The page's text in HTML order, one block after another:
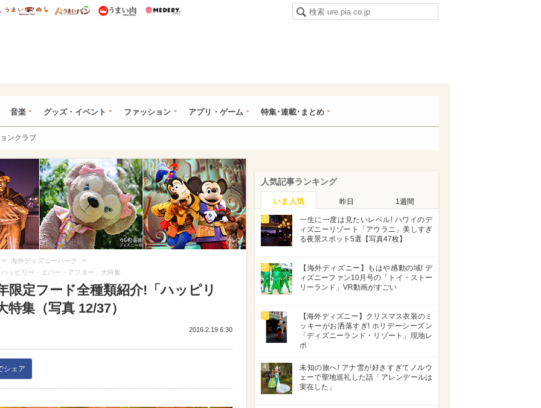
研 ディズニー特集
mimot. うまいめし うまいパン うまい肉
音楽 グッズ・イベント ファッション アプリ・ゲーム 特集･連載･まとめ
ンクラブ
> 海外ディズニーパーク >
ッピリー・エバー・アフター」大特集
限定フード全種類紹介!「ハッピリ
集（写真 12/37）
2016.2.19 6:30
シェア
人気記事ランキング
いま人気 昨日 1週間
1
一生に一度は見たいレベル! ハワイのデ
ィズニーリゾート「アウラニ」美しすぎ
る夜景スポット5選【写真47枚】
2
【海外ディズニー】もはや感動の域! デ
ィズニーファン10月号の「トイ・ストー
リーランド」VR動画がすごい
3
【海外ディズニー】クリスマス衣装のミ
ッキーがお洒落すぎ! ホリデーシーズン
「ディズニーランド・リゾート」現地レ
ポ
4
未知の旅へ! アナ雪が好きすぎてノルウ
ェーで聖地巡礼した話「アレンデールは
実在した」